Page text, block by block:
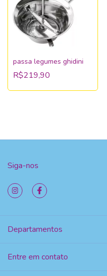
passa legumes ghidini
R$219,90
Siga-nos
Departamentos
Entre em contato